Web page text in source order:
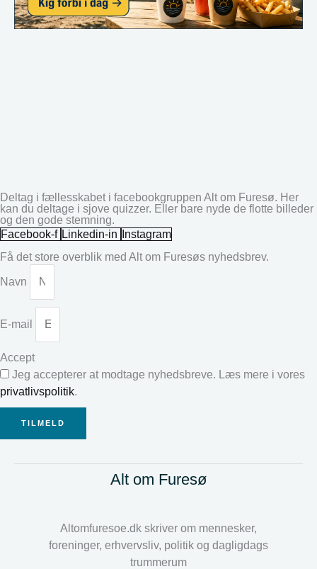
Deltag i fællesskabet i facebookgruppen Alt om Furesø. Her
kan du deltage i sjove quizzer. Eller bare nyde de flotte billeder
og den gode stemning.
Facebook-f Linkedin-in
Instagram
Få det store overblik med Alt om Furesøs nyhedsbrev.
Navn
E-mail
Accept
Jeg accepterer at modtage nyhedsbreve. Læs mere i vores
privatlivspolitik.
TILMELD
Alt om Furesø
Altomfuresoe.dk skriver om mennesker,
foreninger, erhvervsliv, politik og dagligdags
trummerum